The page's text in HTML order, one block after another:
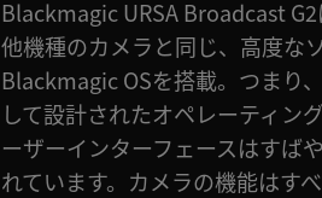
Blackmagic URSA Broadcast
他機種のカメラと同じ、高度な
Blackmagic OSを搭載。つまり
して設計されたオペレーティン
ーザーインターフェースはすば
れています。カメラの機能はす